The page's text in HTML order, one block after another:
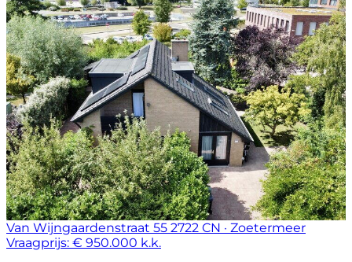
Van Wijngaardenstraat 55 2722 CN · Zoetermeer
Vraagprijs: € 950.000 k.k.